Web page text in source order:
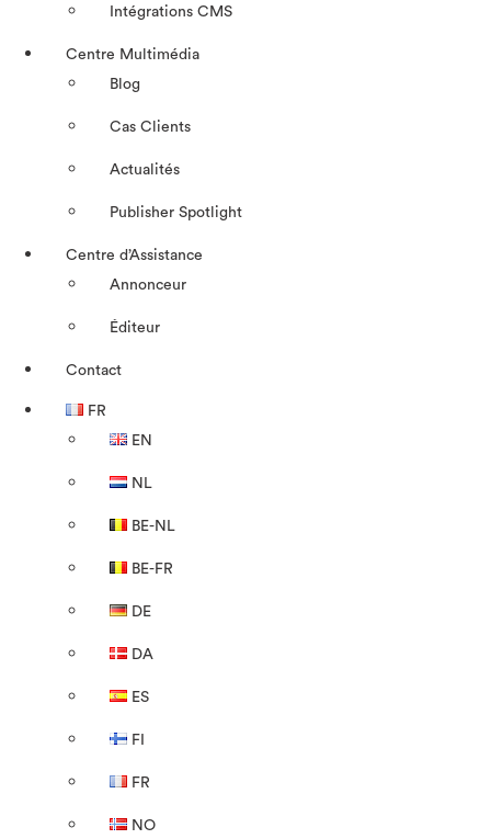
Intégrations CMS
Centre Multimédia
Blog
Cas Clients
Actualités
Publisher Spotlight
Centre d’Assistance
Annonceur
Éditeur
Contact
FR
EN
NL
BE-NL
BE-FR
DE
DA
ES
FI
FR
NO